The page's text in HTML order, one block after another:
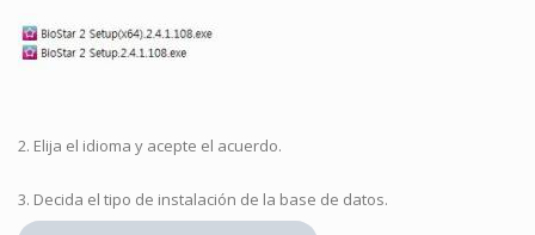
2. Elija el idioma y acepte el acuerdo.
3. Decida el tipo de instalación de la base de datos.